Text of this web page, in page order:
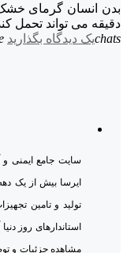
دقیقه می تواند تحمل
chatsیک دیدگاه بگذارید
ایرسا بیش از یک
تولید و تامین
استاندارهای روز
مشاهده جزئیات و